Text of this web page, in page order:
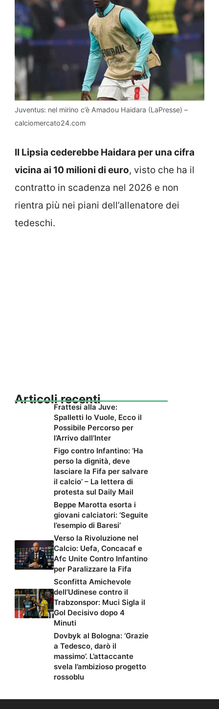
Juventus: nel mirino c’è Amadou Haidara (LaPresse) –
calciomercato24.com
Il Lipsia cederebbe Haidara per una cifra
vicina ai 10 milioni di euro, visto che ha il
contratto in scadenza nel 2026 e non
rientra più nei piani dell’allenatore dei
tedeschi.
Articoli recenti
Frattesi alla Juve:
Spalletti lo Vuole, Ecco il
Possibile Percorso per
l’Arrivo dall’Inter
Figo contro Infantino: ‘Ha
perso la dignità, deve
lasciare la Fifa per salvare
il calcio’ – La lettera di
protesta sul Daily Mail
Beppe Marotta esorta i
giovani calciatori: ‘Seguite
l’esempio di Baresi’
Verso la Rivoluzione nel
Calcio: Uefa, Concacaf e
Afc Unite Contro Infantino
per Paralizzare la Fifa
Sconfitta Amichevole
dell’Udinese contro il
Trabzonspor: Muci Sigla il
Gol Decisivo dopo 4
Minuti
Dovbyk al Bologna: ‘Grazie
a Tedesco, darò il
massimo’. L’attaccante
svela l’ambizioso progetto
rossoblu